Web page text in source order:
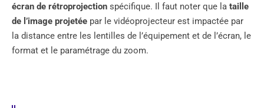
écran de rétroprojection spécifique. Il faut noter que la taille
de l’image projetée par le vidéoprojecteur est impactée par
la distance entre les lentilles de l’équipement et de l’écran, le
format et le paramétrage du zoom.